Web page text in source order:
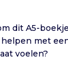
dit A5-
met
voelen?